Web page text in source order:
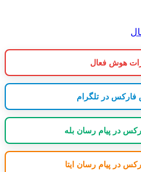
هوش فعال
فارکس در تلگرام
در پیام رسان بله
در پیام رسان ایتا